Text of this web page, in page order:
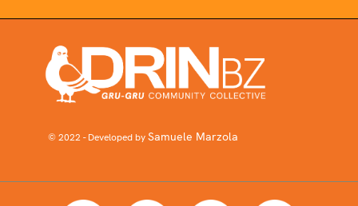
© 2022 - Developed bySamuele Marzola